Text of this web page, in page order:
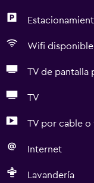
Wifi disponible
TV de pantalla
TV
TV por cable o
Internet
Lavandería